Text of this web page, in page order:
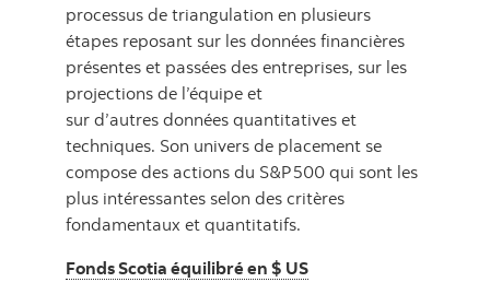
processus de triangulation en plusieurs
étapes reposant sur les données financières
présentes et passées des entreprises, sur les
projections de l’équipe et
sur d’autres données quantitatives et
techniques. Son univers de placement se
compose des actions du S&P 500 qui sont les
plus intéressantes selon des critères
fondamentaux et quantitatifs.
Fonds Scotia équilibré en $ US